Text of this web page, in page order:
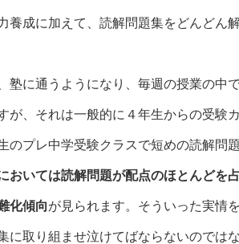
養成に加えて、読解問題集をどんどん
塾に通うようになり、毎週の授業の中
が、それは一般的に４年生からの受験
のプレ中学受験クラスで短めの読解問
おいては読解問題が配点のほとんどを
化傾向が見られます。そういった実情
に取り組ませ泣けてばならないのでは